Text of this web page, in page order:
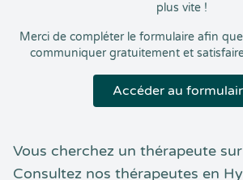
plus vite !
Merci de compléter le formulaire afin
communiquer gratuitement et
Accéder au
Vous cherchez un thérapeute
Consultez nos thérapeutes en